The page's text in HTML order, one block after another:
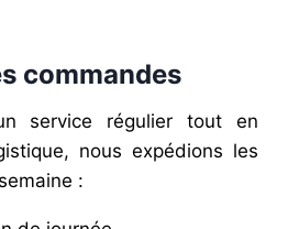
commandes
service régulier tout en
nous expédions les
: